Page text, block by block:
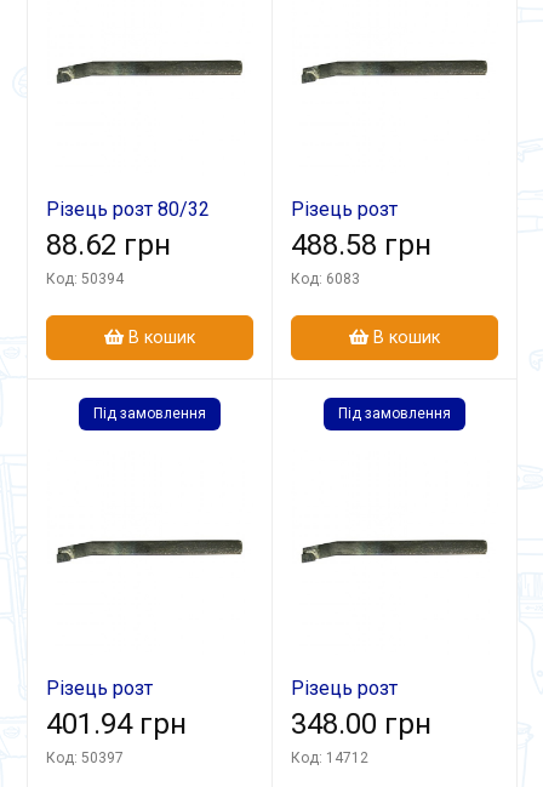
Різець розт 80/32
д-12 ВК8 гл
88.62 грн
Код: 50394
В кошик
Різець розт
25х25х200 ВК8 гл
488.58 грн
Код: 6083
В кошик
Під замовлення
Різець розт
18х110х55 ВК8 гл
401.94 грн
Код: 50397
Під замовлення
Різець розт
20х20х170 Т5К10 гл
348.00 грн
Код: 14712